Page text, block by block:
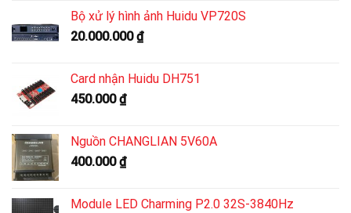
Bộ xử lý hình ảnh Huidu VP720S
20.000.000₫
Card nhận Huidu DH751
450.000₫
Nguồn CHANGLIAN 5V60A
400.000₫
Module LED Charming P2.0 32S-3840Hz